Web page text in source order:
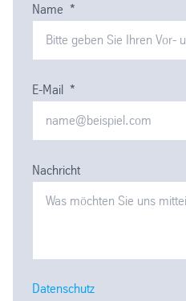
Name *
E-Mail *
Nachricht
Datenschutz